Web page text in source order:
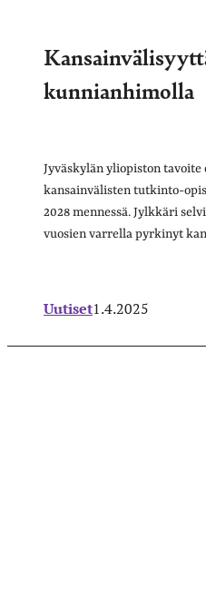
kunnianhimolla
Jyväskylän yliopiston
kansainvälisten tutkinto-
2028 mennessä. Jylkkäri
vuosien varrella pyrkinyt
Uutiset1.4.2025